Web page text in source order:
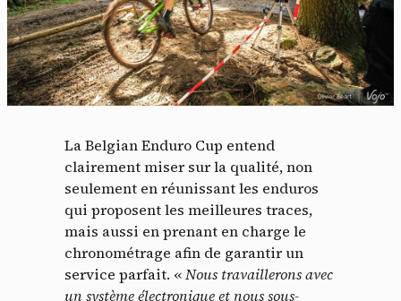
La Belgian Enduro Cup entend
clairement miser sur la qualité, non
seulement en réunissant les enduros
qui proposent les meilleures traces,
mais aussi en prenant en charge le
chronométrage afin de garantir un
service parfait. «Nous travaillerons avec
un système électronique et nous sous-